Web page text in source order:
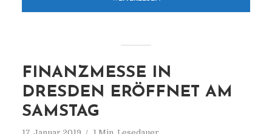
FINANZMESSE IN
DRESDEN ERÖFFNET AM
SAMSTAG